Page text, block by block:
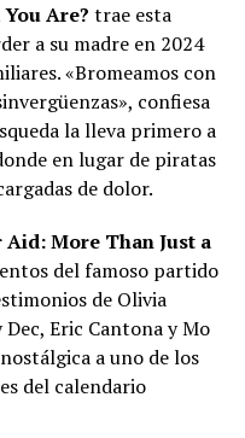
Are? trae esta
a su madre en 2024
«Bromeamos con
confiesa
la lleva primero a
en lugar de piratas
de dolor.
Aid: More Than Just a
del famoso partido
de Olivia
Eric Cantona y Mo
a uno de los
del calendario